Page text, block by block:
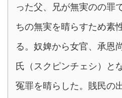
った父、兄が無実のの罪
ちの無実を晴らすため素
る。奴婢から女官、承恩
氏（スクピンチェシ）と
冤罪を晴らした。賎民の